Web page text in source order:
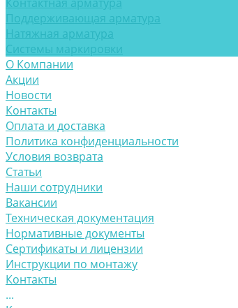
Поддерживающая арматура
Натяжная арматура
Системы маркировки
О Компании
Акции
Новости
Контакты
Оплата и доставка
Политика конфиденциальности
Условия возврата
Статьи
Наши сотрудники
Вакансии
Техническая документация
Нормативные документы
Сертификаты и лицензии
Инструкции по монтажу
Контакты
...